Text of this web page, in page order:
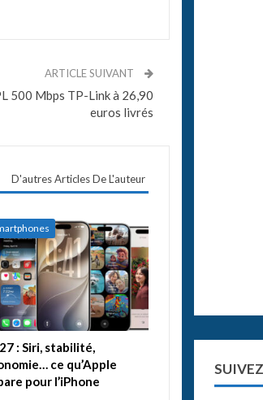
ARTICLE SUIVANT
500 Mbps TP-Link à 26,90
euros livrés
D'autres Articles De L'auteur
: Siri, stabilité,
ce qu’Apple
pour l’iPhone